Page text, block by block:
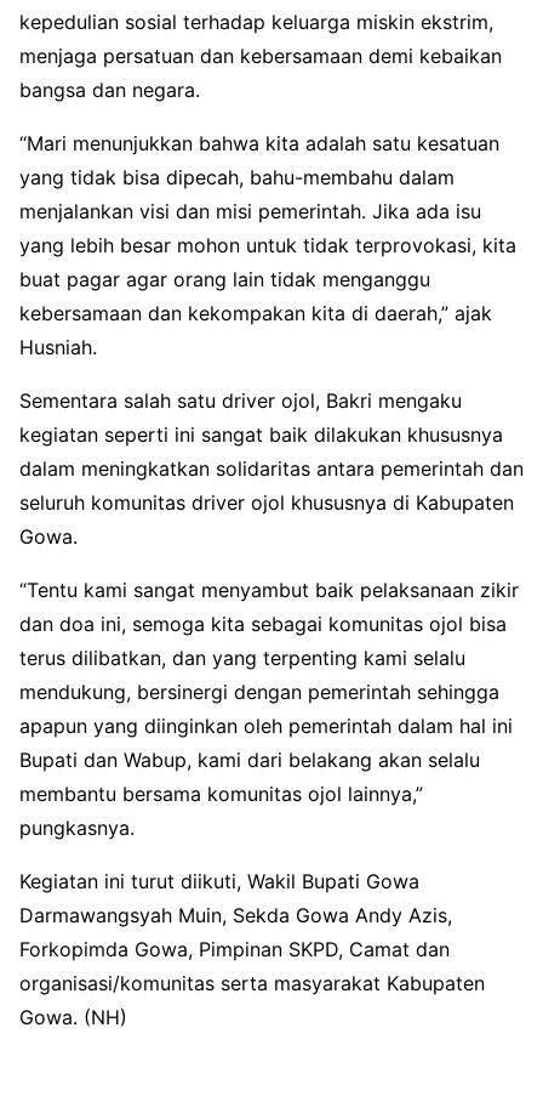
kepedulian sosial terhadap keluarga miskin ekstrim,
menjaga persatuan dan kebersamaan demi kebaikan
bangsa dan negara.
“Mari menunjukkan bahwa kita adalah satu kesatuan
yang tidak bisa dipecah, bahu-membahu dalam
menjalankan visi dan misi pemerintah. Jika ada isu
yang lebih besar mohon untuk tidak terprovokasi, kita
buat pagar agar orang lain tidak menganggu
kebersamaan dan kekompakan kita di daerah,” ajak
Husniah.
Sementara salah satu driver ojol, Bakri mengaku
kegiatan seperti ini sangat baik dilakukan khususnya
dalam meningkatkan solidaritas antara pemerintah dan
seluruh komunitas driver ojol khususnya di Kabupaten
Gowa.
“Tentu kami sangat menyambut baik pelaksanaan zikir
dan doa ini, semoga kita sebagai komunitas ojol bisa
terus dilibatkan, dan yang terpenting kami selalu
mendukung, bersinergi dengan pemerintah sehingga
apapun yang diinginkan oleh pemerintah dalam hal ini
Bupati dan Wabup, kami dari belakang akan selalu
membantu bersama komunitas ojol lainnya,”
pungkasnya.
Kegiatan ini turut diikuti, Wakil Bupati Gowa
Darmawangsyah Muin, Sekda Gowa Andy Azis,
Forkopimda Gowa, Pimpinan SKPD, Camat dan
organisasi/komunitas serta masyarakat Kabupaten
Gowa. (NH)